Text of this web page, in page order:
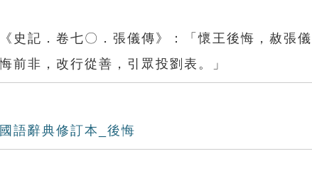
史記．卷七〇．張儀傳》：「懷王後悔，赦張
前非，改行從善，引眾投劉表。」
語辭典修訂本_後悔